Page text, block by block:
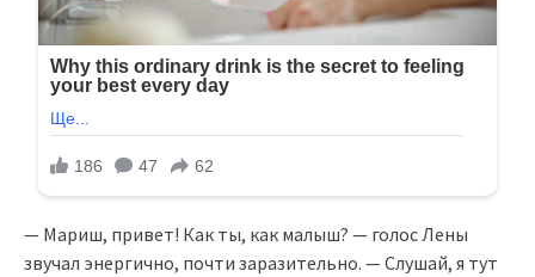
— Мариш, привет! Как ты, как малыш? — голос Лены
звучал энергично, почти заразительно. — Слушай, я тут